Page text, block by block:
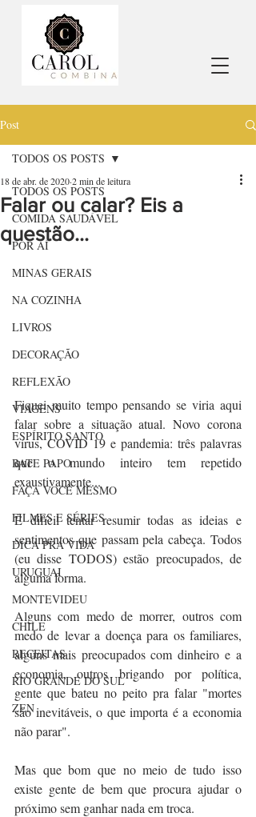
Post
TODOS OS POSTS
COMIDA SAUDÁVEL
POR AÍ
MINAS GERAIS
NA COZINHA
LIVROS
DECORAÇÃO
REFLEXÃO
VIAGENS
ESPÍRITO SANTO
BATE PAPO
FAÇA VOCÊ MESMO
FILMES E SÉRIES
DICA PRA VIDA
URUGUAI
MONTEVIDEU
CHILE
RECEITAS
RIO GRANDE DO SUL
ZEN
TODOS OS POSTS
Falar ou calar? Eis a
questão...
18 de abr. de 20202 min de leitura
Fiquei muito tempo pensando se viria aqui
falar sobre a situação atual. Novo corona
vírus, COVID 19 e pandemia: três palavras
que o mundo inteiro tem repetido
exaustivamente...
É difícil tentar resumir todas as ideias e
sentimentos que passam pela cabeça. Todos
(eu disse TODOS) estão preocupados, de
alguma forma.
Alguns com medo de morrer, outros com
medo de levar a doença para os familiares,
alguns mais preocupados com dinheiro e a
economia, outros brigando por política,
gente que bateu no peito pra falar "mortes
são inevitáveis, o que importa é a economia
não parar".
Mas que bom que no meio de tudo isso
existe gente de bem que procura ajudar o
próximo sem ganhar nada em troca.